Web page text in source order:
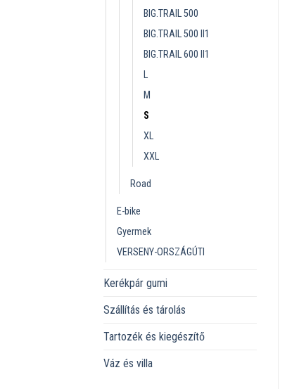
BIG.TRAIL 500
BIG.TRAIL 500 II1
BIG.TRAIL 600 II1
L
M
S
XL
XXL
Road
E-bike
Gyermek
VERSENY-ORSZÁGÚTI
Kerékpár gumi
Szállítás és tárolás
Tartozék és kiegészítő
Váz és villa